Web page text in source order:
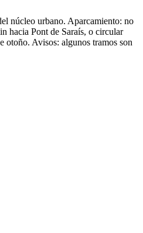
núcleo urbano. Aparcamiento: no
hacia Pont de Saraís, o circular
otoño. Avisos: algunos tramos son